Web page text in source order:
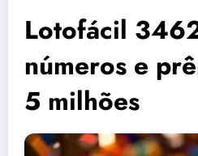
Lotofácil
números e
5 milhões